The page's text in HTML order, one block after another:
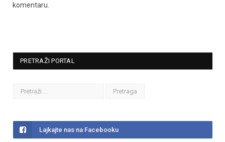
komentaru.
PRETRAŽI PORTAL
Lajkajte nas na Facebooku